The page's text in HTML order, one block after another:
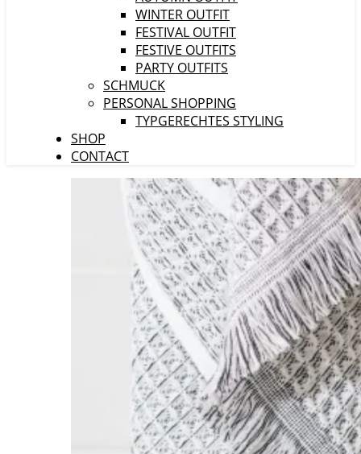
WINTER OUTFIT
FESTIVAL OUTFIT
FESTIVE OUTFITS
PARTY OUTFITS
SCHMUCK
PERSONAL SHOPPING
TYPGERECHTES STYLING
SHOP
CONTACT